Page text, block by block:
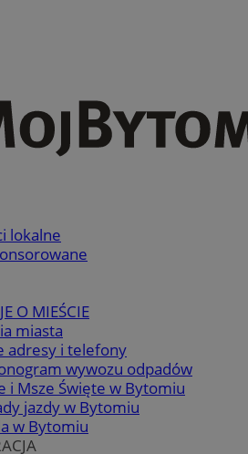
lokalne
O MIEŚCIE
miasta
adresy i telefony
wywozu odpadów
i Msze Święte w Bytomiu
jazdy w Bytomiu
w Bytomiu